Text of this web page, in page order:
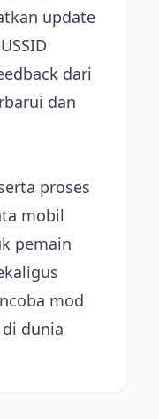
update
dari
dan
proses
mobil
pemain
mod
dunia